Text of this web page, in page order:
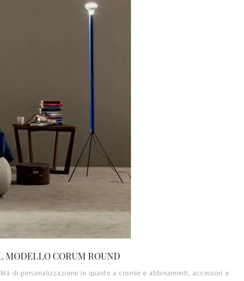
CORUM ROUND
di personalizzazione in quanto a cromie e abbinamenti, accessori e